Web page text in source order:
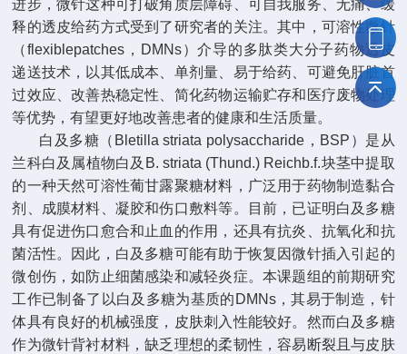
进步，微针这种可打破角质层障碍、可自我服务、无痛、缓
释的透皮给药方式受到了研究者的关注。其中，可溶性微针
（flexiblepatches，DMNs）介导的多肽类大分子药物透皮
递送技术，以其低成本、单剂量、易于给药、可避免肝脏首
过效应、改善热稳定性、简化药物运输贮存和医疗废物处理
等优势，有望更好地改善患者的健康和生活质量。
白及多糖（Bletilla striata polysaccharide，BSP）是从
兰科白及属植物白及B. striata (Thund.) Reichb.f.块茎中提取
的一种天然可溶性葡甘露聚糖材料，广泛用于药物制造黏合
剂、成膜材料、凝胶和伤口敷料等。目前，已证明白及多糖
具有促进伤口愈合和止血的作用，还具有抗炎、抗氧化和抗
菌活性。因此，白及多糖可能有助于恢复因微针插入引起的
微创伤，如防止细菌感染和减轻炎症。本课题组的前期研究
工作已制备了以白及多糖为基质的DMNs，其易于制造，针
体具有良好的机械强度，皮肤刺入性能较好。然而白及多糖
作为微针背衬材料，缺乏理想的柔韧性，容易断裂且与皮肤